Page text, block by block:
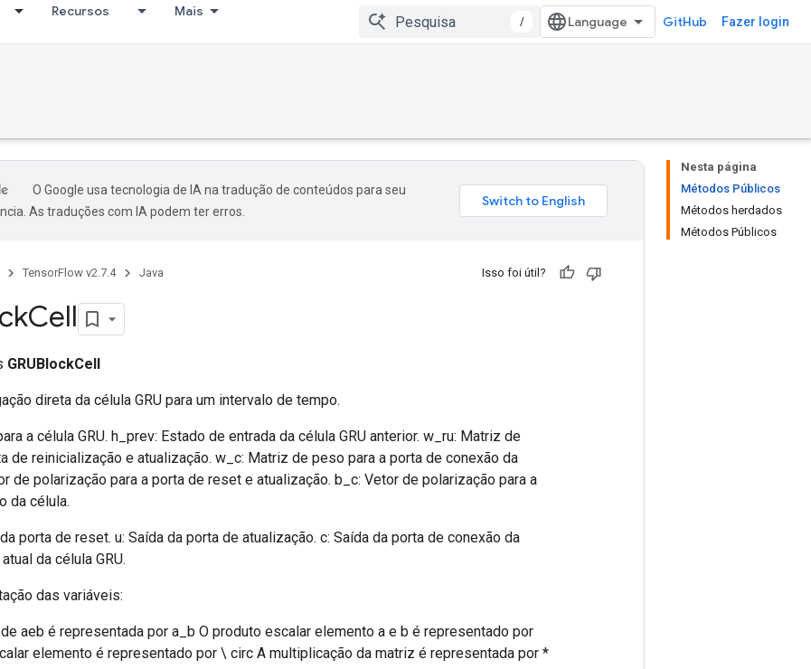
Recursos Mais
/ GitHub Fazer login
Nesta página
Métodos Públicos
Métodos herdados
Métodos Públicos
O Google usa tecnologia de IA na tradução de conteúdos para seu
As traduções com IA podem ter erros.
TensorFlow v2.7.4 Java Isso foi útil?
Cell
GRUBlockCell
direta da célula GRU para um intervalo de tempo.
a célula GRU. h_prev: Estado de entrada da célula GRU anterior. w_ru: Matriz de
de reinicialização e atualização. w_c: Matriz de peso para a porta de conexão da
de polarização para a porta de reset e atualização. b_c: Vetor de polarização para a
da célula.
porta de reset. u: Saída da porta de atualização. c: Saída da porta de conexão da
da célula GRU.
das variáveis:
aeb é representada por a_b O produto escalar elemento a e b é representado por
elemento é representado por \ circ A multiplicação da matriz é representada por *